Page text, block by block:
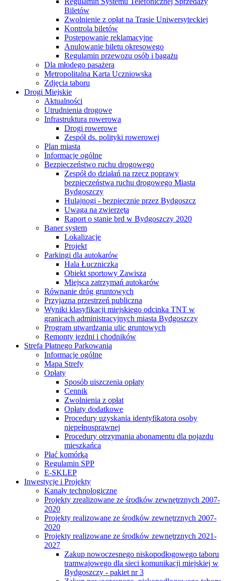
Biletów
Zwolnienie z opłat na Trasie Uniwersyteckiej
Kontrola biletów
Postępowanie reklamacyjne
Anulowanie biletu okresowego
Regulamin przewozu osób i bagażu
Dla młodego pasażera
Metropolitalna Karta Uczniowska
Zdjęcia taboru
Drogi Miejskie
Aktualności
Utrudnienia drogowe
Infrastruktura rowerowa
Drogi rowerowe
Zespół ds. polityki rowerowej
Plan miasta
Informacje ogólne
Bezpieczeństwo ruchu drogowego
Zespół do działań na rzecz poprawy
bezpieczeństwa ruchu drogowego Miasta
Bydgoszczy
Hulajnogi - bezpiecznie przez Bydgoszcz
Uwaga na zwierzęta
Raport o stanie brd w Bydgoszczy 2020
Baner system
Lokalizacje
Projekt
Parkingi dla autokarów
Hala Łuczniczka
Obiekt sportowy Zawisza
Miejsca zatrzymań autokarów
Równanie dróg gruntowych
Przyjazna przestrzeń publiczna
Wyniki klasyfikacji miejskiego odcinka TNT w
granicach administracyjnych miasta Bydgoszczy
Program utwardzania ulic gruntowych
Remonty jezdni i chodników
Strefa Płatnego Parkowania
Informacje ogólne
Mapa Strefy
Opłaty
Sposób uiszczenia opłaty
Cennik
Zwolnienia z opłat
Opłaty dodatkowe
Procedury uzyskania identyfikatora osoby
niepełnosprawnej
Procedury otrzymania abonamentu dla pojazdu
mieszkańca
Płać komórką
Regulamin SPP
E-SKLEP
Inwestycje i Projekty
Kanały technologiczne
Projekty zrealizowane ze środków zewnętrznych 2007-
2020
Projekty realizowane ze środków zewnętrznych 2007-
2020
Projekty realizowane ze środków zewnętrznych 2021-
2027
Zakup nowoczesnego niskopodłogowego taboru
tramwajowego dla sieci komunikacji miejskiej w
Bydgoszczy - pakiet nr 3